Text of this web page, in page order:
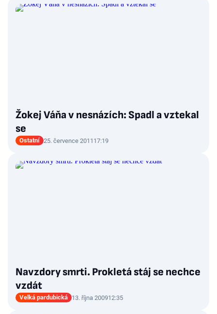
Žokej Váňa v nesnázích: Spadl a vztekal
se
Ostatní 25. července 2011 17:19
Navzdory smrti. Prokletá stáj se nechce
vzdát
Velká pardubická 13. října 200912:35